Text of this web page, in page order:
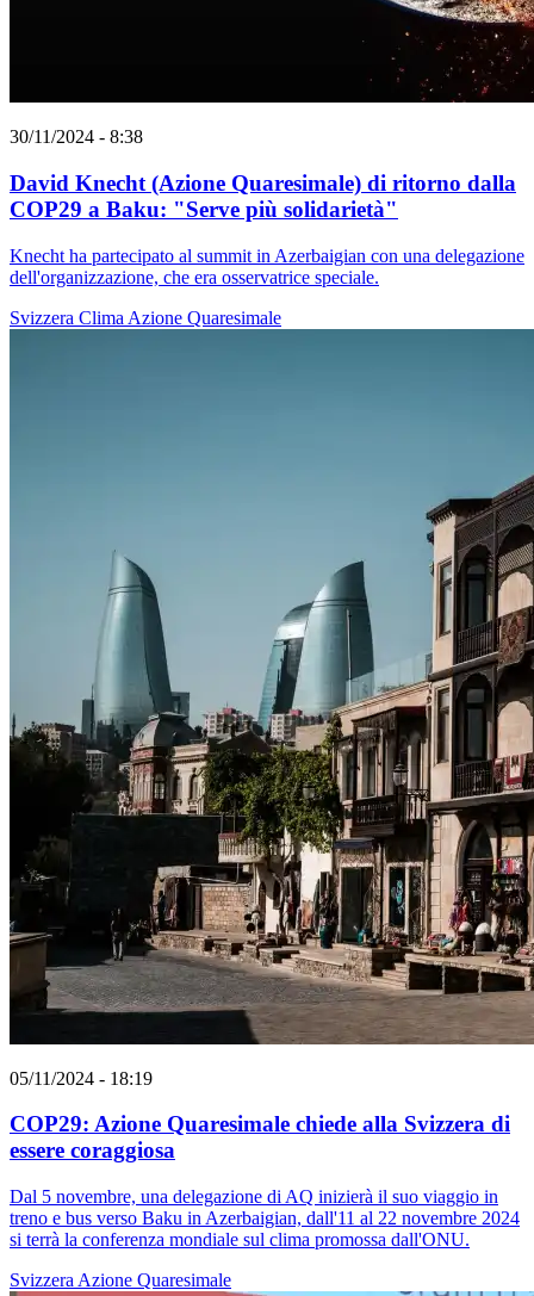
30/11/2024 - 8:38
David Knecht (Azione Quaresimale) di ritorno dalla
COP29 a Baku: "Serve più solidarietà"
Knecht ha partecipato al summit in Azerbaigian con una delegazione
dell'organizzazione, che era osservatrice speciale.
Svizzera Clima Azione Quaresimale
05/11/2024 - 18:19
COP29: Azione Quaresimale chiede alla Svizzera di
essere coraggiosa
Dal 5 novembre, una delegazione di AQ inizierà il suo viaggio in
treno e bus verso Baku in Azerbaigian, dall'11 al 22 novembre 2024
si terrà la conferenza mondiale sul clima promossa dall'ONU.
Svizzera Azione Quaresimale